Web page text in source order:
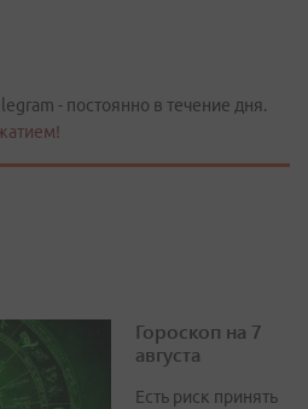
- постоянно в течение дня.
Гороскоп на 7
августа
Есть риск принять